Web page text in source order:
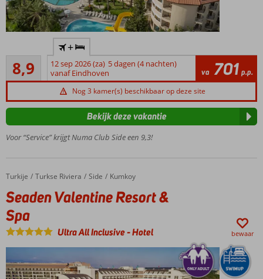
Privéstrand
loopafstand
Gezinsvriendelijk
Zwembad
glijbanen
24/7
8,9
Aanrader
18
beoordelingen
+
12 sep 2026 (za) 5 dagen (4 nachten)
vanaf Eindhoven
va 701 p.p.
Nog 3 kamer(s) beschikbaar op deze site
Voor “Service” krijgt Numa Club Side een 9,3!
Bekijk deze vakantie
Home
Turkije Turkse Riviera Side Kumkoy
Seaden Valentine Resort & Spa
Seaden Valentine Resort &
Spa
Ultra All Inclusive-Hotel bewaar